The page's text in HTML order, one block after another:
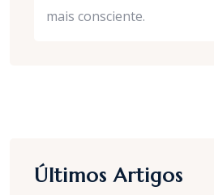
mais consciente.
Últimos Artigos